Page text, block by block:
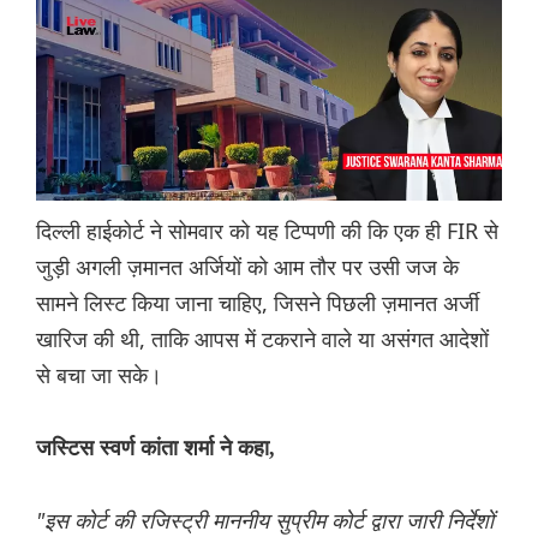
दिल्ली हाईकोर्ट ने सोमवार को यह टिप्पणी की कि एक ही FIR से
जुड़ी अगली ज़मानत अर्जियों को आम तौर पर उसी जज के
सामने लिस्ट किया जाना चाहिए, जिसने पिछली ज़मानत अर्जी
खारिज की थी, ताकि आपस में टकराने वाले या असंगत आदेशों
से बचा जा सके।
जस्टिस स्वर्ण कांता शर्मा ने कहा,
"इस कोर्ट की रजिस्ट्री माननीय सुप्रीम कोर्ट द्वारा जारी निर्देशों